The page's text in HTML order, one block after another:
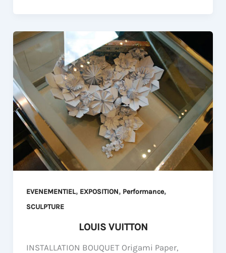
EVENEMENTIEL, EXPOSITION, Performance,
SCULPTURE
LOUIS VUITTON
INSTALLATION BOUQUET Origami Paper,